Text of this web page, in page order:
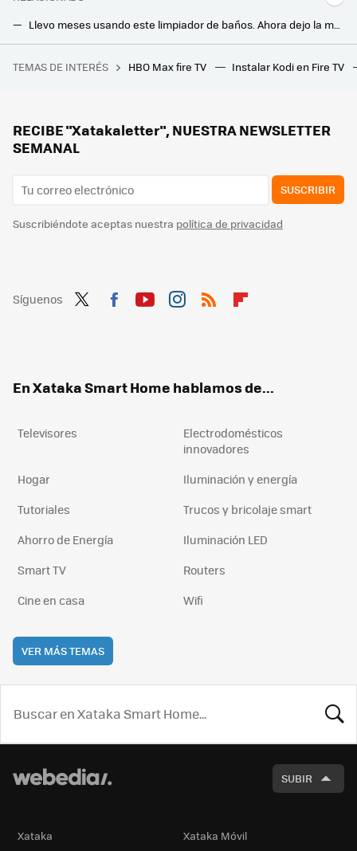
Llevo meses usando este limpiador de baños. Ahora dejo la mampara y los grifos como los chorros de oro
Los pelos de mi perro campaban a sus anchas en casa hasta que decidí acabar con ellos. Y funcionó cuando cambié todo esto
Durante décadas subimos a este rascacielos de Nueva York sin saber que los tornillos que lo sujetaban no aguantaban
TEMAS DE INTERÉS HBO Max fire TV Instalar Kodi en Fire TV
RECIBE "Xatakaletter", NUESTRA NEWSLETTER
SEMANAL
SUSCRIBIR
Suscribiéndote aceptas nuestra política de privacidad
Síguenos
En Xataka Smart Home hablamos de...
Televisores
Electrodomésticos
innovadores
Hogar
Iluminación y energía
Tutoriales
Trucos y bricolaje smart
Ahorro de Energía
Iluminación LED
Smart TV
Routers
Cine en casa
Wifi
VER MÁS TEMAS
SUBIR
Xataka Xataka Móvil